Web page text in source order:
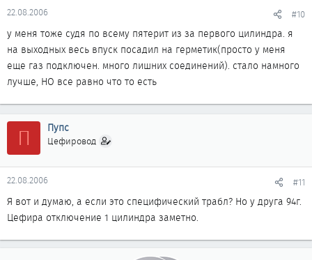
22.08.2006 #10
у меня тоже судя по всему пятерит из за первого цилиндра. я
на выходных весь впуск посадил на герметик(просто у меня
еще газ подключен. много лишних соединений). стало намного
лучше, НО все равно что то есть
П Пупс
Цефировод
22.08.2006 #11
Я вот и думаю, а если это специфический трабл? Но у друга 94г.
Цефира отключение 1 цилиндра заметно.